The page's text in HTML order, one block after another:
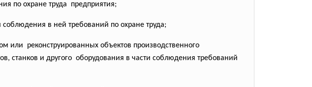
по охране труда предприятия;
в ней требований по охране труда;
или реконструированных объектов производственного
станков и другого оборудования в части соблюдения требований